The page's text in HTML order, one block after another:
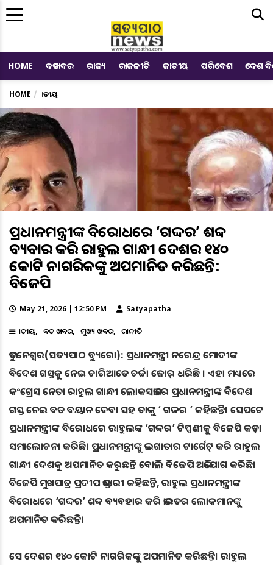
HOME ବଡ ଖବର ରାଜ୍ୟ ରାଜନୀତି ଜାତୀୟ ପରିବେଶ ଦେଶ
HOME ଜାତୀୟ
ପ୍ରଧାନମନ୍ତ୍ରୀଙ୍କ ବିରୋଧରେ ‘ଗଦ୍ଦର’ ଶବ୍ଦ
ବ୍ୟବହାର କରି ରାହୁଲ ଗାନ୍ଧୀ ଦେଶର ୧୪୦
କୋଟି ନାଗରିକଙ୍କୁ ଅପମାନିତ କରିଛନ୍ତି:
ବିଜେପି
May 21, 2026 | 12:50 PM Satyapatha
ଜାତୀୟ ବଡ ଖବର ମୁଖ୍ୟ ଖବର ରାଜନୀତି
ଭୁବନେଶ୍ୱର(ସତ୍ୟପାଠ ବ୍ୟୁରୋ): ପ୍ରଧାନମନ୍ତ୍ରୀ ନରେନ୍ଦ୍ର ମୋଦୀଙ୍କ
ବିଦେଶ ଗସ୍ତକୁ ନେଇ ଚାରିଆଡେ ଚର୍ଚ୍ଚା ଜୋର୍ ଧରିଛି । ଏହା ମଧ୍ୟରେ
କଂଗ୍ରେସ ନେତା ରାହୁଲ ଗାନ୍ଧୀ ଲୋକସଭାରେ ପ୍ରଧାନମନ୍ତ୍ରୀଙ୍କ ବିଦେଶ
ଗସ୍ତ ନେଇ ବଡ ବୟାନ ଦେବା ସହ ତାଙ୍କୁ ‘ ଗଦ୍ଦର ’ କହିଛନ୍ତି। ସେପଟେ
ପ୍ରଧାନମନ୍ତ୍ରୀଙ୍କ ବିରୋଧରେ ରାହୁଲଙ୍କ ‘ଗଦ୍ଦର’ ଟିପ୍ପଣୀକୁ ବିଜେପି କଡ଼ା
ସମାଲୋଚନା କରିଛି। ପ୍ରଧାନମନ୍ତ୍ରୀଙ୍କୁ ଲଗାତାର ଟାର୍ଗେଟ୍‌ କରି ରାହୁଲ
ଗାନ୍ଧୀ ଦେଶକୁ ଅପମାନିତ କରୁଛନ୍ତି ବୋଲି ବିଜେପି ଅଭିଯୋଗ କରିଛି।
ବିଜେପି ମୁଖପାତ୍ର ପ୍ରଦୀପ ଭଣ୍ଡାରୀ କହିଛନ୍ତି, ରାହୁଲ ପ୍ରଧାନମନ୍ତ୍ରୀଙ୍କ
ବିରୋଧରେ ‘ଗଦ୍ଦର’ ଶବ୍ଦ ବ୍ୟବହାର କରି ଭାରତର ଲୋକମାନଙ୍କୁ
ଅପମାନିତ କରିଛନ୍ତି।
ସେ ଦେଶର ୧୪୦ କୋଟି ନାଗରିକଙ୍କୁ ଅପମାନିତ କରିଛନ୍ତି। ରାହୁଲ